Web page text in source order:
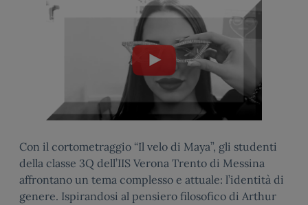
Con il cortometraggio “Il velo di Maya”, gli studenti
della classe 3Q dell’IIS Verona Trento di Messina
affrontano un tema complesso e attuale: l’identità di
genere. Ispirandosi al pensiero filosofico di Arthur